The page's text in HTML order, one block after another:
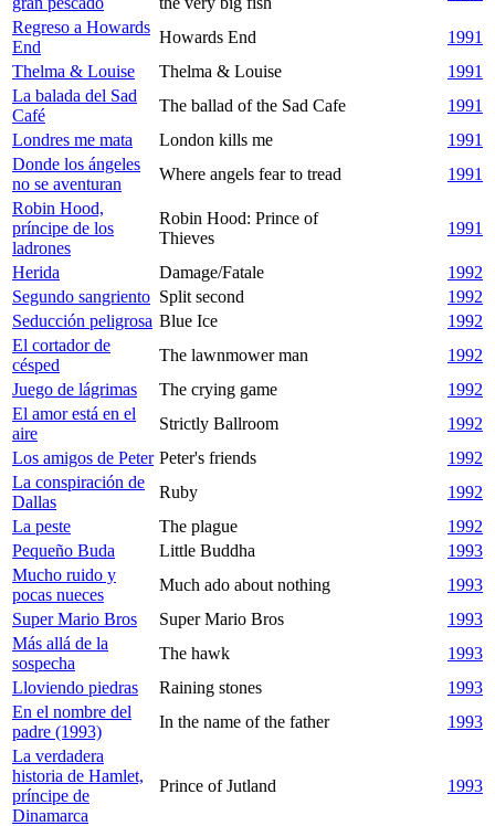
Regreso a Howards
End
Howards End
1991
Thelma & Louise
Thelma & Louise
1991
La balada del Sad
Café
The ballad of the Sad Cafe
1991
Londres me mata
London kills me
1991
Donde los ángeles
no se aventuran
Where angels fear to tread
1991
Robin Hood,
príncipe de los
ladrones
Robin Hood: Prince of
Thieves
1991
Herida Damage/Fatale
1992
Segundo sangriento Split second
1992
Seducción peligrosa Blue Ice
1992
El cortador de
césped
The lawnmower man
1992
Juego de lágrimas
The crying game
1992
El amor está en el
aire
Strictly Ballroom
1992
Los amigos de Peter Peter's friends
1992
La conspiración de
Dallas
Ruby
1992
La peste
The plague
1992
Pequeño Buda
Little Buddha
1993
Mucho ruido y
pocas nueces
Much ado about nothing
1993
Super Mario Bros
Super Mario Bros
1993
Más allá de la
sospecha
The hawk
1993
Lloviendo piedras
Raining stones
1993
En el nombre del
padre (1993)
In the name of the father
1993
La verdadera
historia de Hamlet,
príncipe de
Dinamarca
Prince of Jutland 1993